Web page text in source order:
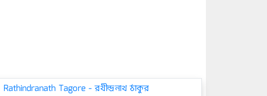
Rathindranath Tagore - রথীন্দ্রনাথ ঠাকুর